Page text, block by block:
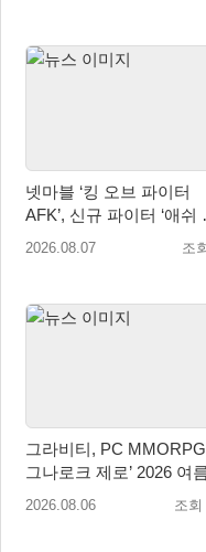
넷마블 ‘킹 오브 파이터
AFK’, 신규 파이터 ‘애쉬
림존’ 업데이트
2026.08.07 조
그라비티, PC MMORPG
그나로크 제로’ 2026 여
로모션 진행!
2026.08.06 조회